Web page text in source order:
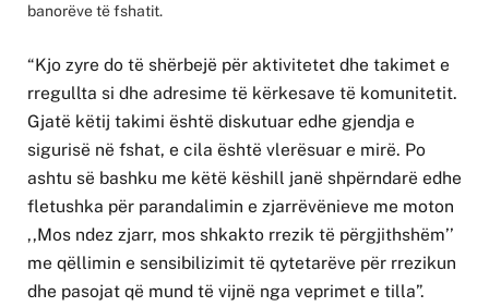
banorëve të fshatit.
“Kjo zyre do të shërbejë për aktivitetet dhe takimet e
rregullta si dhe adresime të kërkesave të komunitetit.
Gjatë këtij takimi është diskutuar edhe gjendja e
sigurisë në fshat, e cila është vlerësuar e mirë. Po
ashtu së bashku me këtë këshill janë shpërndarë edhe
fletushka për parandalimin e zjarrëvënieve me moton
,,Mos ndez zjarr, mos shkakto rrezik të përgjithshëm’’
me qëllimin e sensibilizimit të qytetarëve për rrezikun
dhe pasojat që mund të vijnë nga veprimet e tilla”.